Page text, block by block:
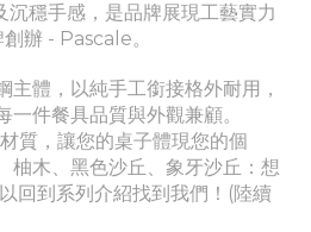
穩手感，是品牌展現工藝實力
辦 - Pascale。
主體，以純手工銜接格外耐用，
件餐具品質與外觀兼顧。
質，讓您的桌子體現您的個
柚木、黑色沙丘、象牙沙丘：想
回到系列介紹找到我們！(陸續